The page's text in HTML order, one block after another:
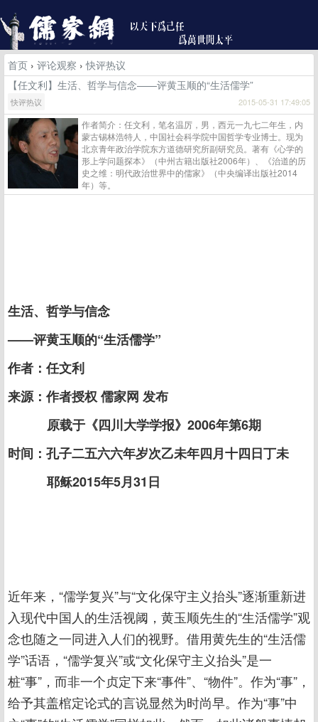
首页 › 评论观察 ›快评热议
【任文利】生活、哲学与信念——评黄玉顺的“生活儒学”
快评热议 2015-05-31 17:49:05
作者简介：任文利，笔名温厉，男，西元一九七二年生，内
蒙古锡林浩特人，中国社会科学院中国哲学专业博士。现为
北京青年政治学院东方道德研究所副研究员。著有《心学的
形上学问题探本》（中州古籍出版社2006年）、《治道的历
史之维：明代政治世界中的儒家》（中央编译出版社2014
年）等。
生活、哲学与信念
——评黄玉顺的“生活儒学”
作者：任文利
来源：作者授权 儒家网 发布
原载于《四川大学学报》2006年第6期
时间：孔子二五六六年岁次乙未年四月十四日丁未
耶稣2015年5月31日
近年来，“儒学复兴”与“文化保守主义抬头”逐渐重新进
入现代中国人的生活视阈，黄玉顺先生的“生活儒学”观
念也随之一同进入人们的视野。借用黄先生的“生活儒
学”话语，“儒学复兴”或“文化保守主义抬头”是一
桩“事”，而非一个贞定下来“事件”、“物件”。作为“事”，
给予其盖棺定论式的言说显然为时尚早。作为“事”中